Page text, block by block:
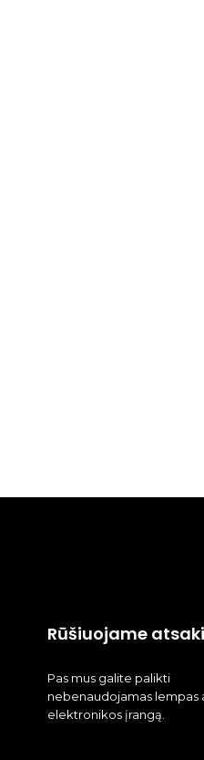
Rūšiuojame
Pas mus galite palikti
nebenaudojamas lempas
elektronikos įrangą.